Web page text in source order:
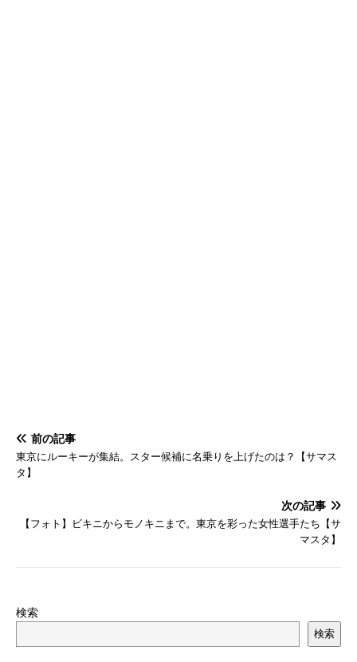
前の記事
東京にルーキーが集結。スター候補に名乗りを上げたのは？【サマス
タ】
次の記事
【フォト】ビキニからモノキニまで。東京を彩った女性選手たち【サ
マスタ】
検索
検索